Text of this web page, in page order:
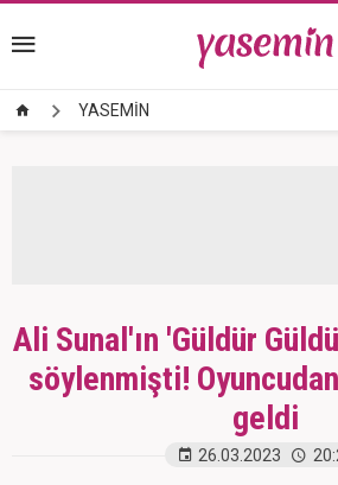
YASEMİN
Ali Sunal'ın 'Güldür
söylenmişti!
geldi
26.03.2023